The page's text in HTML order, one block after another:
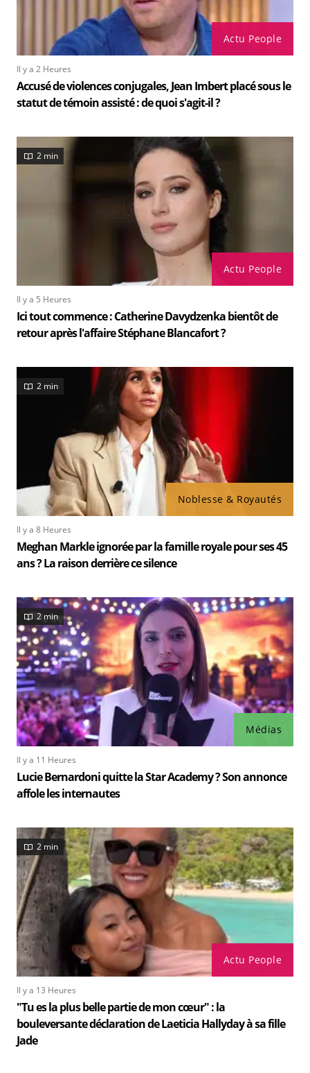
Actu People
Il y a 2 Heures
Accusé de violences conjugales, Jean Imbert placé sous le
statut de témoin assisté : de quoi s'agit-il ?
Actu People
2 min
Il y a 5 Heures
Ici tout commence : Catherine Davydzenka bientôt de
retour après l'affaire Stéphane Blancafort ?
Noblesse & Royautés
2 min
Il y a 8 Heures
Meghan Markle ignorée par la famille royale pour ses 45
ans ? La raison derrière ce silence
Médias
2 min
Il y a 11 Heures
Lucie Bernardoni quitte la Star Academy ? Son annonce
affole les internautes
Actu People
2 min
Il y a 13 Heures
"Tu es la plus belle partie de mon cœur" : la
bouleversante déclaration de Laeticia Hallyday à sa fille
Jade